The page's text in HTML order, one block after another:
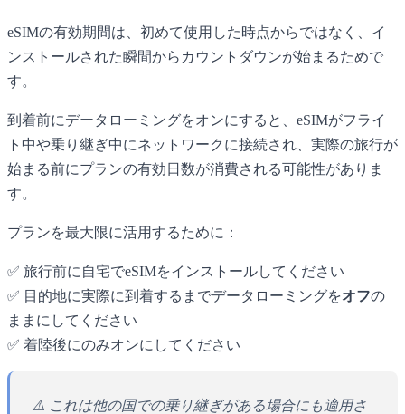
eSIMの有効期間は、初めて使用した時点からではなく、イ
ンストールされた瞬間からカウントダウンが始まるためで
す。
到着前にデータローミングをオンにすると、eSIMがフライ
ト中や乗り継ぎ中にネットワークに接続され、実際の旅行が
始まる前にプランの有効日数が消費される可能性がありま
す。
プランを最大限に活用するために：
✅ 旅行前に自宅でeSIMをインストールしてください
✅ 目的地に実際に到着するまでデータローミングをオフの
ままにしてください
✅ 着陸後にのみオンにしてください
⚠️ これは他の国での乗り継ぎがある場合にも適用さ